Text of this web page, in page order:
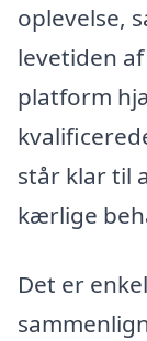
oplevelse,
levetiden
platform
står klar til
kærlige
Det er